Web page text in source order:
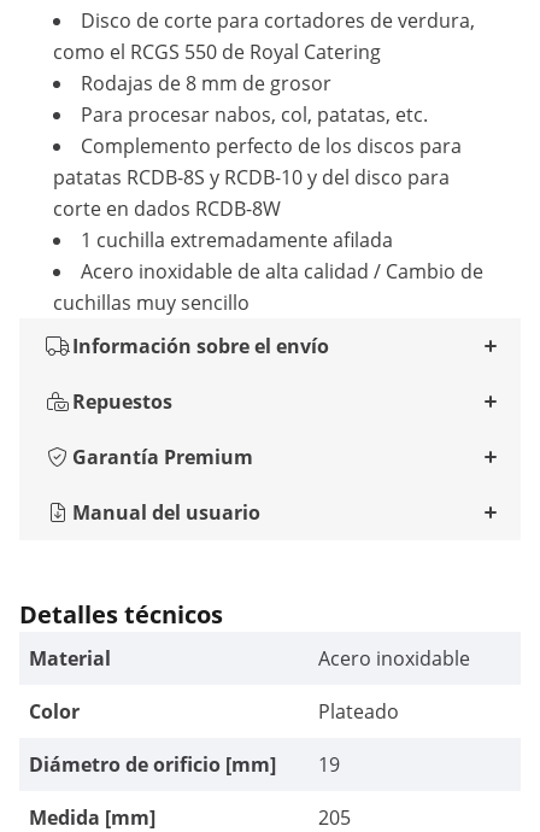
Disco de corte para cortadores de verdura,
como el RCGS 550 de Royal Catering
Rodajas de 8 mm de grosor
Para procesar nabos, col, patatas, etc.
Complemento perfecto de los discos para
patatas RCDB-8S y RCDB-10 y del disco para
corte en dados RCDB-8W
1 cuchilla extremadamente afilada
Acero inoxidable de alta calidad / Cambio de
cuchillas muy sencillo
Información sobre el envío
Repuestos
Garantía Premium
Manual del usuario
Detalles técnicos
Material
Acero inoxidable
Color
Plateado
Diámetro de orificio [mm]
19
Medida [mm]
205